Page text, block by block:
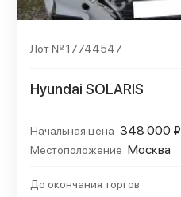
Лот № 17744547
Hyundai SOLARIS
Начальная цена 348 000 ₽
Местоположение Москва
До окончания торгов